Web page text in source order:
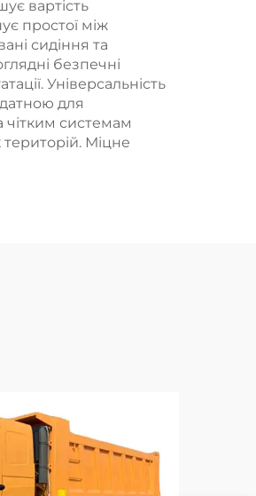
вартість
простої між
сидіння та
безпечні
Універсальність
для
чітким системам
Міцне